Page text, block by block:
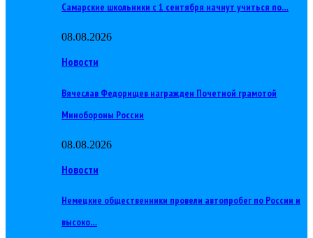
Самарские школьники с 1 сентября начнут учиться по…
08.08.2026
Новости
Вячеслав Федорищев награжден Почетной грамотой
Минобороны России
08.08.2026
Новости
Немецкие общественники провели автопробег по России и
высоко…